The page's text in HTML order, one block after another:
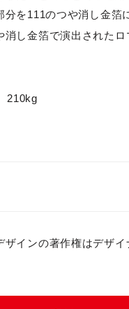
を111のつや消し金箔
し金箔で演出された
210kg
ザインの著作権はデザ